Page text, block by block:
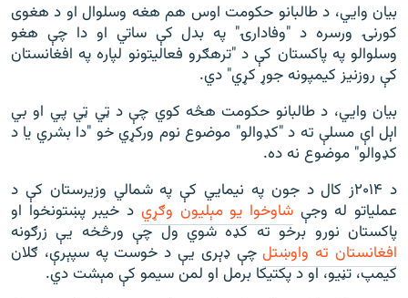
بیان وايي، د طالبانو حکومت اوس هم هغه وسلوال او د هغوی
کورنۍ ورسره د "وفادارۍ" په بدل کې ساتي او دا چې هغو
وسلوالو په پاکستان کې د "ترهګرو فعالیتونو لپاره په افغانستان
کې روزنیز کیمپونه جوړ کړي" دي.
بیان وايي، د طالبانو حکومت هڅه کوي چې د ټي ټي پي او بي
اېل اې مسلې ته د "کډوالو" موضوع نوم ورکړي خو "دا بشري یا د
کډوالو" موضوع نه ده.
د ۲۰۱۴ز کال د جون په نیمايي کې په شمالي وزیرستان کې د
عملیاتو له وجېشاوخوا یو مېلیون وګړي د خیبر پښتونخوا او
پاکستان نورو برخو ته کډه شوي ول چې ورڅخه یې زرګونه
افغانستان ته واوښتلچې ډېری یې د خوست په سپېرې، ګلان
کیمپ، تڼيو، او د پکتیکا برمل او لمن سیمو کې مېشت دي.